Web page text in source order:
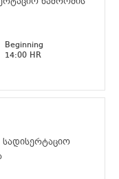
Beginning
14:00 HR